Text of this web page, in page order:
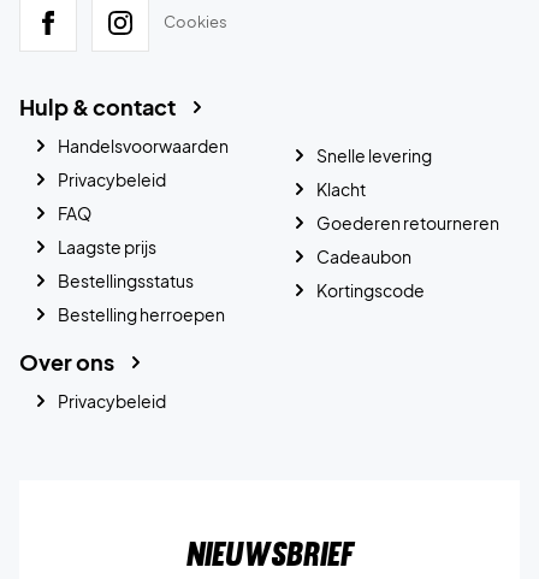
Cookies
Hulp & contact
Handelsvoorwaarden
Privacybeleid
FAQ
Laagste prijs
Bestellingsstatus
Bestelling herroepen
Snelle levering
Klacht
Goederen retourneren
Cadeaubon
Kortingscode
Over ons
Privacybeleid
Nieuwsbrief